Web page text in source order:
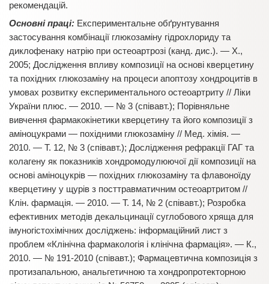
рекомендацій.
Основні праці: Експериментальне обґрунтування
застосування комбінації глюкозаміну гідрохлориду та
диклофенаку натрію при остеоартрозі (канд. дис.). — Х.,
2005; Дослідження впливу композиції на основі кверцетину
та похідних глюкозаміну на процеси апоптозу хондроцитів в
умовах розвитку експериментального остеоартриту // Ліки
України плюс. — 2010. — № 3 (співавт.); Порівняльне
вивчення фармакокінетики кверцетину та його композиції з
аміноцукрами — похідними глюкозаміну // Мед. хімія. —
2010. — Т. 12, № 3 (співавт.); Дослідження рефракції ГАГ та
колагену як показників хондромодулюючої дії композиції на
основі аміноцукрів — похідних глюкозаміну та флавоноїду
кверцетину у щурів з посттравматичним остеоартритом //
Клін. фармація. — 2010. — Т. 14, № 2 (співавт.); Розробка
ефективних методів декальцинації суглобового хряща для
імуногістохімічних досліджень: інформаційний лист з
проблем «Клінічна фармакологія і клінічна фармація». — К.,
2010. — № 191-2010 (співавт.); Фармацевтична композиція з
протизапальною, анальгетичною та хондропротекторною